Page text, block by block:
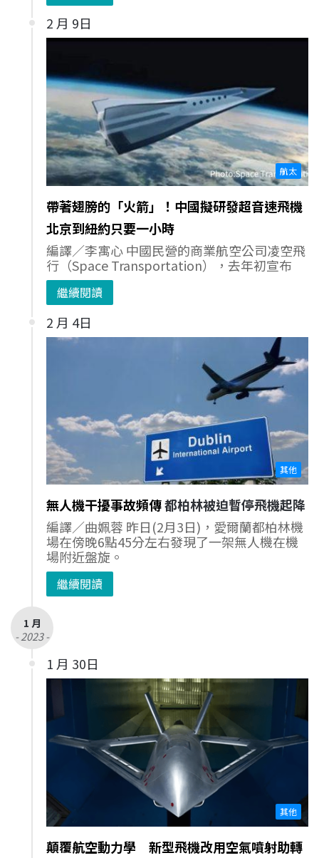
2 月 9日
航太
帶著翅膀的「火箭」！中國擬研發超音速飛機
北京到紐約只要一小時
編譯／李寓心 中國民營的商業航空公司凌空飛
行（Space Transportation），去年初宣布
繼續閱讀
2 月 4日
其他
無人機干擾事故頻傳都柏林被迫暫停飛機起降
編譯／曲姵蓉 昨日(2月3日)，愛爾蘭都柏林機
場在傍晚6點45分左右發現了一架無人機在機
場附近盤旋。
繼續閱讀
1 月
- 2023 -
1 月 30日
其他
顛覆航空動力學 新型飛機改用空氣噴射助轉